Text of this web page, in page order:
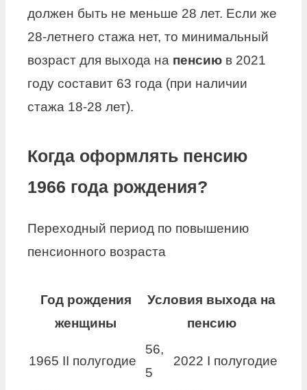
должен быть не меньше 28 лет. Если же
28-летнего стажа нет, то минимальный
возраст для выхода на пенсию в 2021
году составит 63 года (при наличии
стажа 18-28 лет).
Когда оформлять пенсию
1966 года рождения?
Переходный период по повышению
пенсионного возраста
Год рождения
женщины
Условия выхода на
пенсию
1965 II полугодие
56,
5
2022 I полугодие